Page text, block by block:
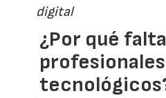
digital
¿Por qué
profesionales